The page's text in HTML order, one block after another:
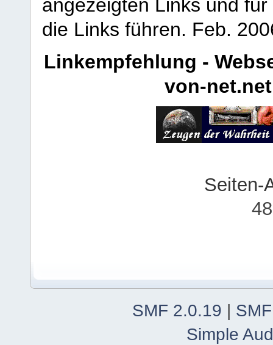
angezeigten Links und
die Links führen. Feb.
Linkempfehlung -
von-net.net
Seiten-
SMF 2.0.19 |
Simple